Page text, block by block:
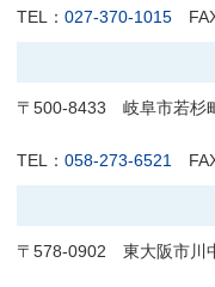
TEL： 027-370-1015
〒500-8433 岐阜市若杉
TEL： 058-273-6521
〒578-0902 東大阪市川